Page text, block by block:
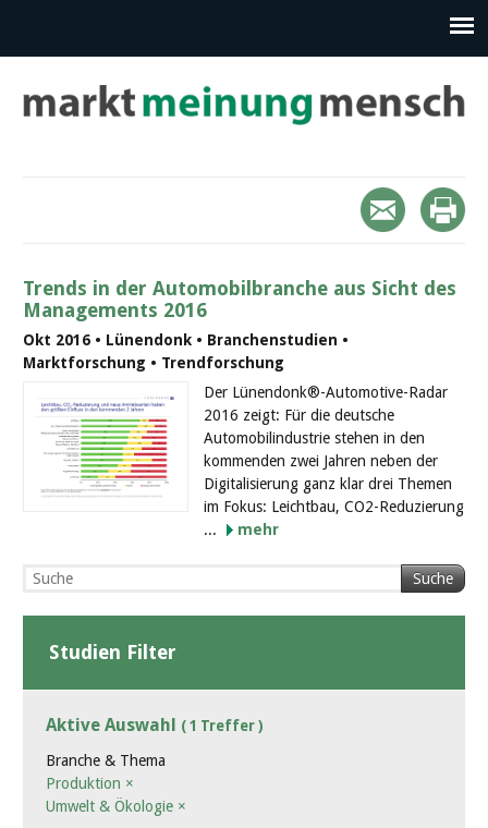
Trends in der Automobilbranche aus Sicht des
Managements 2016
Okt 2016 • Lünendonk • Branchenstudien •
Marktforschung • Trendforschung
Der Lünendonk®-Automotive-Radar
2016 zeigt: Für die deutsche
Automobilindustrie stehen in den
kommenden zwei Jahren neben der
Digitalisierung ganz klar drei Themen
im Fokus: Leichtbau, CO2-Reduzierung
...
mehr
Suche
Studien Filter
Aktive Auswahl ( 1 Treffer )
Branche & Thema
Produktion ×
Umwelt & Ökologie ×